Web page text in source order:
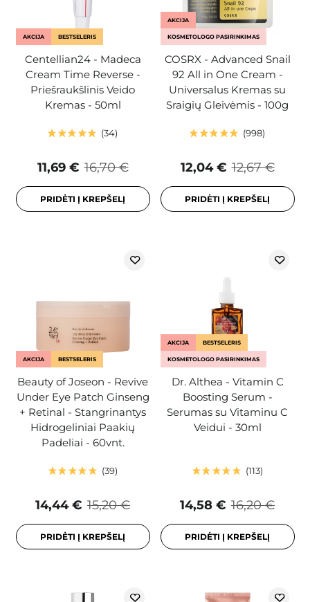
AKCIJA BESTSELERIS
Centellian24 - Madeca
Cream Time Reverse -
Priešraukšlinis Veido
Kremas - 50ml
34
16,70 €
11,69 €
PRIDĖTI Į KREPŠELĮ
AKCIJA
KOSMETOLOGO PASIRINKIMAS
COSRX - Advanced Snail
92 All in One Cream -
Universalus Kremas su
Sraigių Gleivėmis - 100g
998
12,67 €
12,04 €
PRIDĖTI Į KREPŠELĮ
AKCIJA BESTSELERIS
Beauty of Joseon - Revive
Under Eye Patch Ginseng
+ Retinal - Stangrinantys
Hidrogeliniai Paakių
Padeliai - 60vnt.
39
15,20 €
14,44 €
PRIDĖTI Į KREPŠELĮ
AKCIJA BESTSELERIS
KOSMETOLOGO PASIRINKIMAS
Dr. Althea - Vitamin C
Boosting Serum -
Serumas su Vitaminu C
Veidui - 30ml
113
16,20 €
14,58 €
PRIDĖTI Į KREPŠELĮ